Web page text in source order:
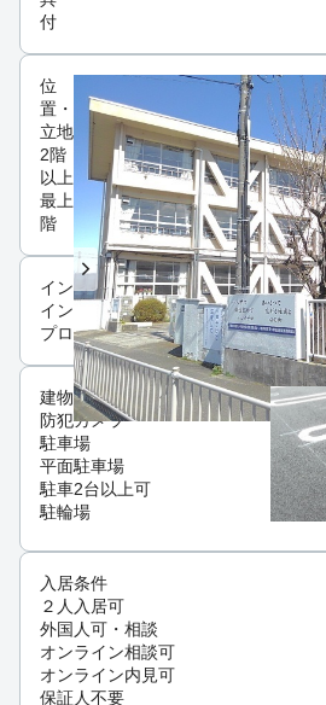
付
位
置・
立地
2階
以上
最上
階
インフラ
インターネット可
プロパンガス
建物設備
防犯カメラ
駐車場
平面駐車場
駐車2台以上可
駐輪場
入居条件
２人入居可
外国人可・相談
オンライン相談可
オンライン内見可
保証人不要